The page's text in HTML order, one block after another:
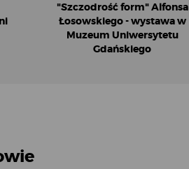
"Szczodrość form" Alfonsa
Łosowskiego - wystawa w
Muzeum Uniwersytetu
Gdańskiego